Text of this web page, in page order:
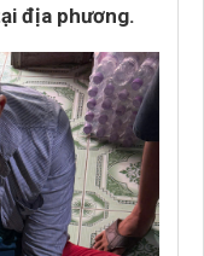
địa phương.